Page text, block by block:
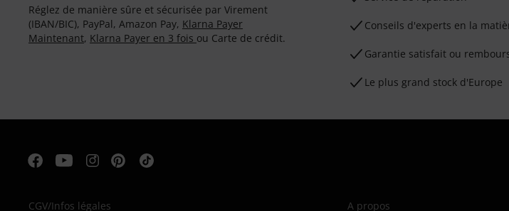
Réglez de manière sûre et sécurisée par Virement
(IBAN/BIC), PayPal, Amazon Pay, Klarna Payer
Maintenant, Klarna Payer en 3 fois ou Carte de crédit.
Conseils d'experts en la
Garantie satisfait ou
Le plus grand stock d'Europe
CGV/Infos légales A propos